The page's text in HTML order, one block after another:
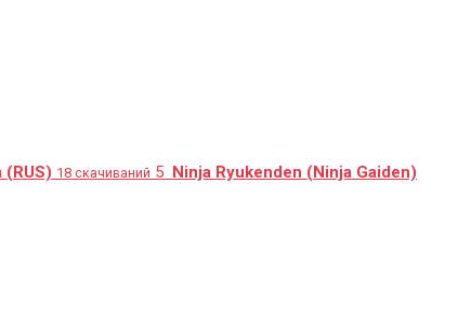
(RUS) 18 скачиваний 5 Ninja Ryukenden (Ninja Gaiden)